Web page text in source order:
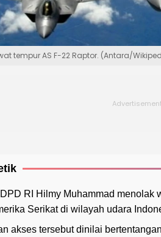
tempur AS F-22 Raptor. (Antara/
RI Hilmy Muhammad menolak
Serikat di wilayah udara
akses tersebut dinilai